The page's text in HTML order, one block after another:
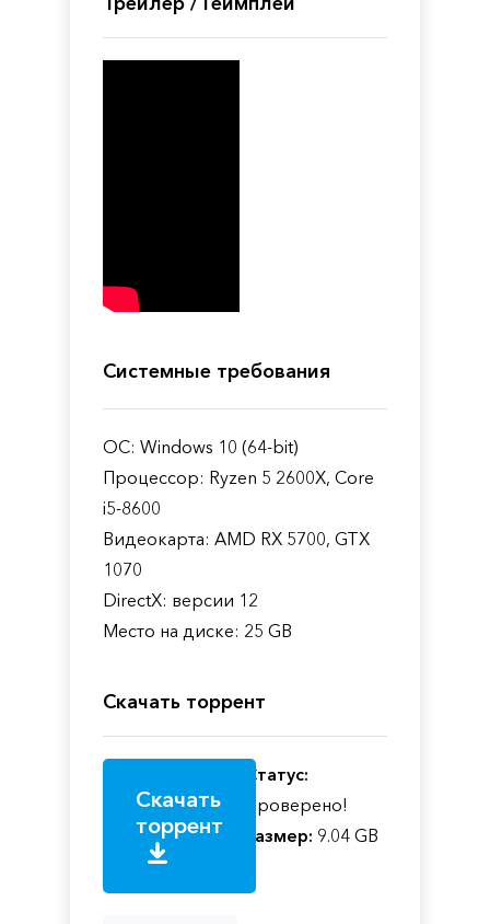
Системные требования
ОС: Windows 10 (64-bit)
Процессор: Ryzen 5 2600X, Core
i5-8600
Видеокарта: AMD RX 5700, GTX
1070
DirectX: версии 12
Место на диске: 25 GB
Скачать торрент
Скачать
торрент
Статус:
Проверено!
Размер: 9.04 GB